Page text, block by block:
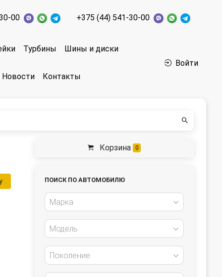
00 +375 (44) 541-30-00
Турбины Шины и диски
Новости Контакты
Войти
Корзина 0
ПОИСК ПО АВТОМОБИЛЮ
Марка
Модель
Поколение